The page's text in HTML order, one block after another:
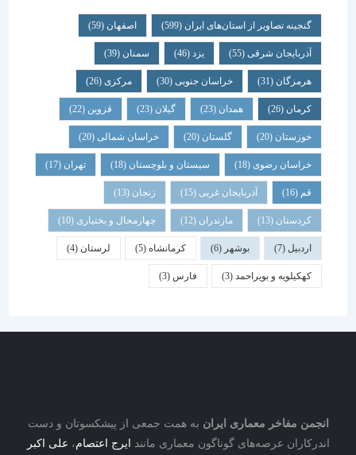
گنجینه تصاویر از استان‌های ایران(599) اصفهان (59)
آذربایجان شرقی(55) یزد سمنان (39)
هرمزگان(31) خراسان جنوبی(30) مرکزی (26)
همدان گیلان قزوین
خوزستان(20) گلستان (20) خراسان شمالی(20)
خراسان رضوی(18) سیستان و بلوچستان(18) تهران
آذربایجان غربی(15) زنجان
کردستان(13) مازندران(12) چهارمحال و بختیاری (10)
بوشهر کرمانشاه(5) لرستان (4)
کهکیلویه و بویراحمد(3) فارس
مفاخر معماری ایرانبه همت جمعی از پیشکسوتان و دست
عرصه‌های گوناگون معماری مانندایرج اعتصام،علی اکبر